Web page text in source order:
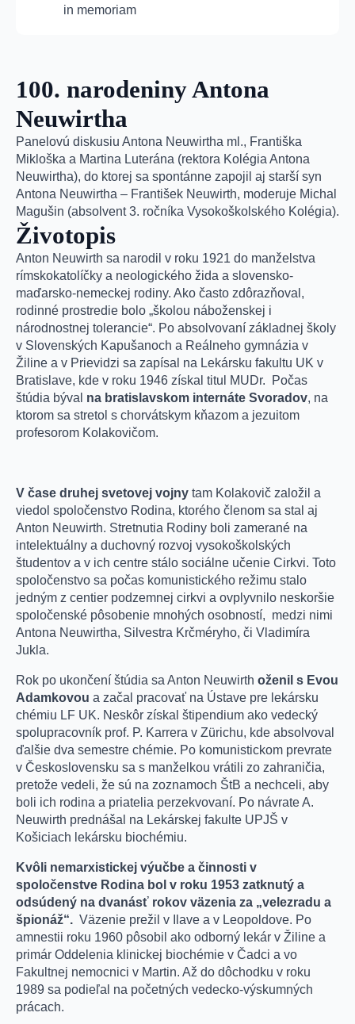
in memoriam
100. narodeniny Antona
Neuwirtha
Panelovú diskusiu Antona Neuwirtha ml., Františka
Mikloška a Martina Luterána (rektora Kolégia Antona
Neuwirtha), do ktorej sa spontánne zapojil aj starší syn
Antona Neuwirtha – František Neuwirth, moderuje Michal
Magušin (absolvent 3. ročníka Vysokoškolského Kolégia).
Životopis
Anton Neuwirth sa narodil v roku 1921 do manželstva
rímskokatolíčky a neologického žida a slovensko-
maďarsko-nemeckej rodiny. Ako často zdôrazňoval,
rodinné prostredie bolo „školou náboženskej i
národnostnej tolerancie“. Po absolvovaní základnej školy
v Slovenských Kapušanoch a Reálneho gymnázia v
Žiline a v Prievidzi sa zapísal na Lekársku fakultu UK v
Bratislave, kde v roku 1946 získal titul MUDr. Počas
štúdia býval na bratislavskom internáte Svoradov, na
ktorom sa stretol s chorvátskym kňazom a jezuitom
profesorom Kolakovičom.
V čase druhej svetovej vojny tam Kolakovič založil a
viedol spoločenstvo Rodina, ktorého členom sa stal aj
Anton Neuwirth. Stretnutia Rodiny boli zamerané na
intelektuálny a duchovný rozvoj vysokoškolských
študentov a v ich centre stálo sociálne učenie Cirkvi. Toto
spoločenstvo sa počas komunistického režimu stalo
jedným z centier podzemnej cirkvi a ovplyvnilo neskoršie
spoločenské pôsobenie mnohých osobností, medzi nimi
Antona Neuwirtha, Silvestra Krčméryho, či Vladimíra
Jukla.
Rok po ukončení štúdia sa Anton Neuwirth oženil s Evou
Adamkovou a začal pracovať na Ústave pre lekársku
chémiu LF UK. Neskôr získal štipendium ako vedecký
spolupracovník prof. P. Karrera v Zürichu, kde absolvoval
ďalšie dva semestre chémie. Po komunistickom prevrate
v Československu sa s manželkou vrátili zo zahraničia,
pretože vedeli, že sú na zoznamoch ŠtB a nechceli, aby
boli ich rodina a priatelia perzekvovaní. Po návrate A.
Neuwirth prednášal na Lekárskej fakulte UPJŠ v
Košiciach lekársku biochémiu.
Kvôli nemarxistickej výučbe a činnosti v
spoločenstve Rodina bol v roku 1953 zatknutý a
odsúdený na dvanásť rokov väzenia za „velezradu a
špionáž“. Väzenie prežil v Ilave a v Leopoldove. Po
amnestii roku 1960 pôsobil ako odborný lekár v Žiline a
primár Oddelenia klinickej biochémie v Čadci a vo
Fakultnej nemocnici v Martin. Až do dôchodku v roku
1989 sa podieľal na početných vedecko-výskumných
prácach.